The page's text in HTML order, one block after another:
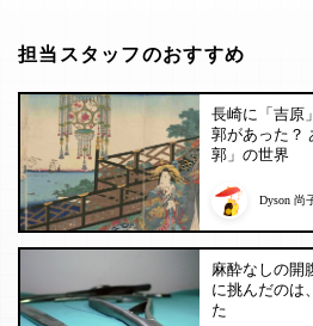
担当スタッフのおすすめ
長崎に「吉原
郭があった？
郭」の世界
Dyson 尚
麻酔なしの開
に挑んだのは
た